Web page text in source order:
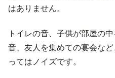
はありません。
トイレの音、子供が部屋の
音、友人を集めての宴会な
ってはノイズです。